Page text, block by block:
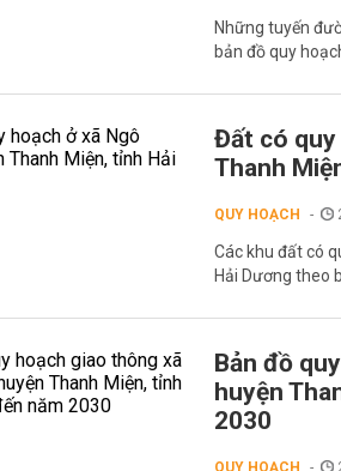
Những tuyến
bản đồ quy
Đất có quy
Thanh
QUY HOẠCH
Các khu đất có
Hải Dương theo
Bản đồ
huyện
2030
QUY HOẠCH